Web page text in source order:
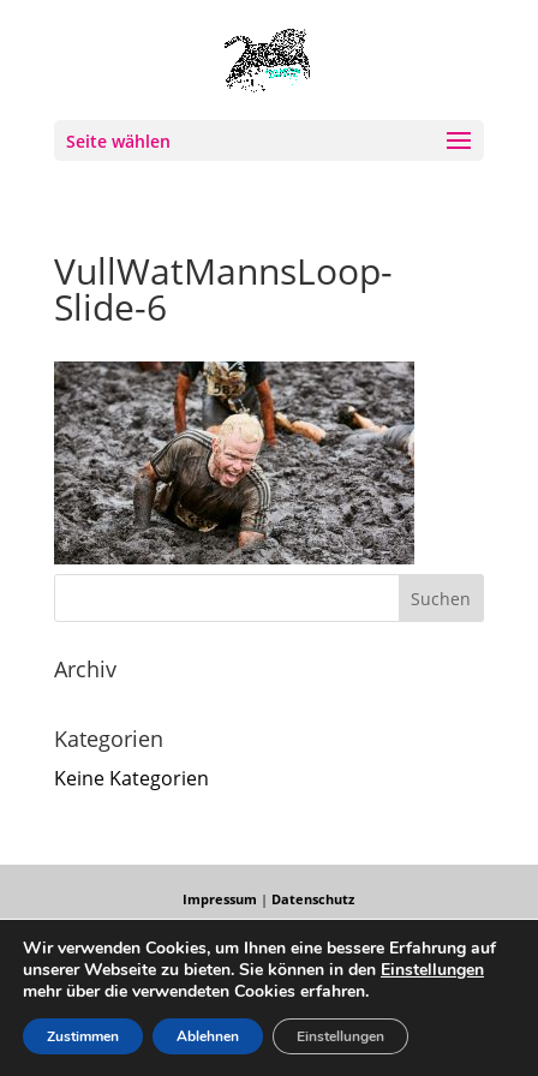
Seite wählen
VullWatMannsLoop-
Slide-6
Archiv
Kategorien
Keine Kategorien
Impressum | Datenschutz
Wir verwenden Cookies, um Ihnen eine bessere Erfahrung auf
unserer Webseite zu bieten. Sie können in den Einstellungen
mehr über die verwendeten Cookies erfahren.
Zustimmen Ablehnen Einstellungen